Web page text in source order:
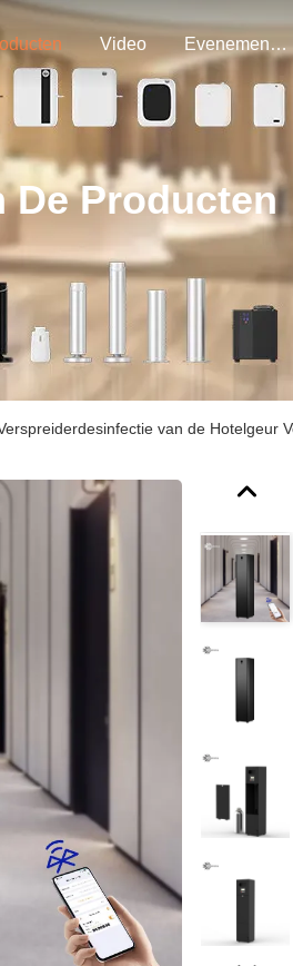
Video Evenementen
De Producten
van de Hotelgeur